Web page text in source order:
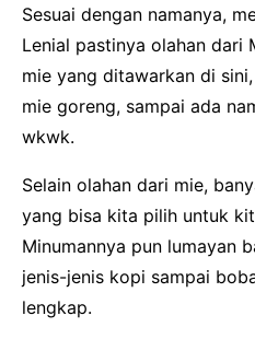
Sesuai dengan namanya,
Lenial pastinya olahan dari
mie yang ditawarkan di
mie goreng, sampai ada
wkwk.
Selain olahan dari mie,
yang bisa kita pilih untuk
Minumannya pun lumayan
jenis-jenis kopi sampai
lengkap.